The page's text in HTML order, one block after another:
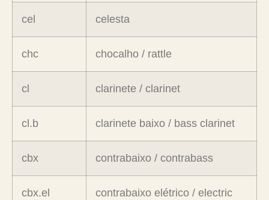
cel celesta
chc chocalho / rattle
cl clarinete / clarinet
cl.b clarinete baixo / bass clarinet
cbx contrabaixo / contrabass
cbx.el
contrabaixo elétrico / electric